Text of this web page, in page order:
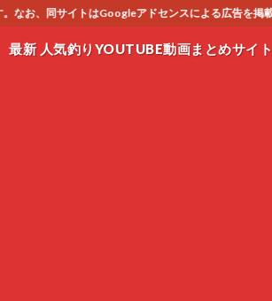
センスによる広告を掲載しております。
最新 人気釣りYOUTUBE動画まとめサイト